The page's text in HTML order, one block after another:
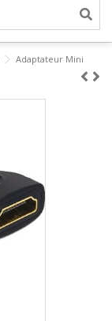
Adaptateur Mini